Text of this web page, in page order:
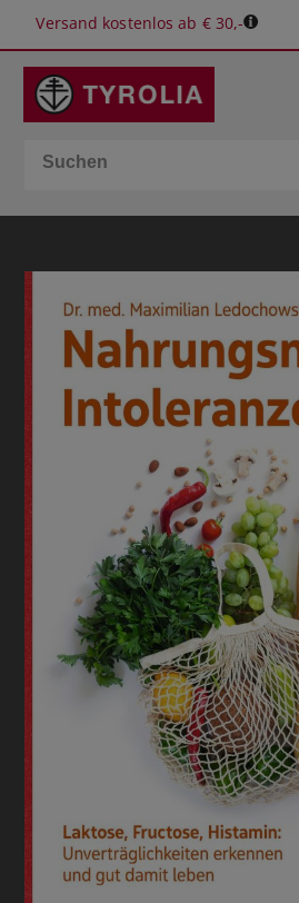
Versand kostenlos ab € 30,-
BÜCHER
KALENDER
GESCHENKIDEEN
SCHULE & BÜRO
BUCHTIPPS